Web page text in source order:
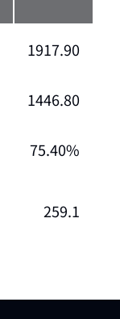
1917.90
1446.80
75.40%
259.1